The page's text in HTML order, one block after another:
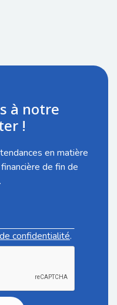
à notre
!
en matière
de fin de
confidentialité.